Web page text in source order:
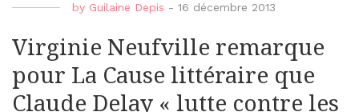
by Guilaine Depis - 16 décembre 2013
Virginie Neufville remarque
pour La Cause littéraire que
Claude Delay « lutte contre les